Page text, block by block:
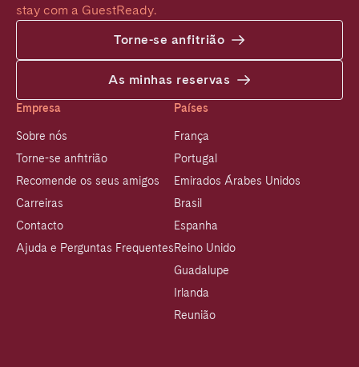
stay com a GuestReady.
Torne-se anfitrião
As minhas reservas
Empresa
Sobre nós
Torne-se anfitrião
Recomende os seus amigos
Carreiras
Contacto
Ajuda e Perguntas Frequentes
Países
França
Portugal
Emirados Árabes Unidos
Brasil
Espanha
Reino Unido
Guadalupe
Irlanda
Reunião